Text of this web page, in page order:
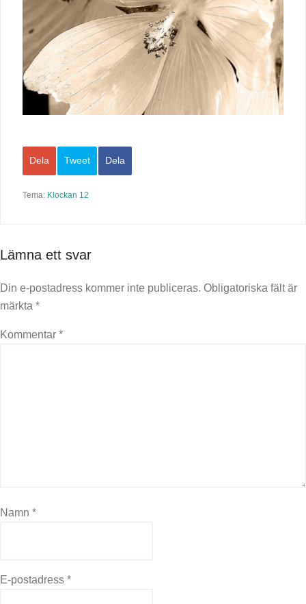
Dela
Tweet
Dela
Tema: Klockan 12
Lämna ett svar
Din e-postadress kommer inte publiceras. Obligatoriska fält är
märkta *
Kommentar *
Namn *
E-postadress *